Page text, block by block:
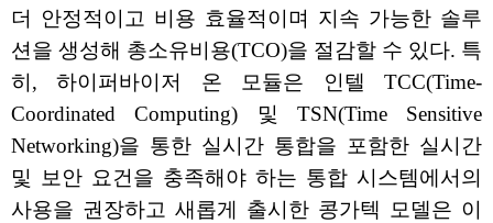
더 안정적이고 비용 효율적이며 지속 가능한 솔루
션을 생성해 총소유비용(TCO)을 절감할 수 있다. 특
히, 하이퍼바이저 온 모듈은 인텔 TCC(Time-
Coordinated Computing) 및 TSN(Time Sensitive
Networking)을 통한 실시간 통합을 포함한 실시간
및 보안 요건을 충족해야 하는 통합 시스템에서의
사용을 권장하고 새롭게 출시한 콩가텍 모델은 이